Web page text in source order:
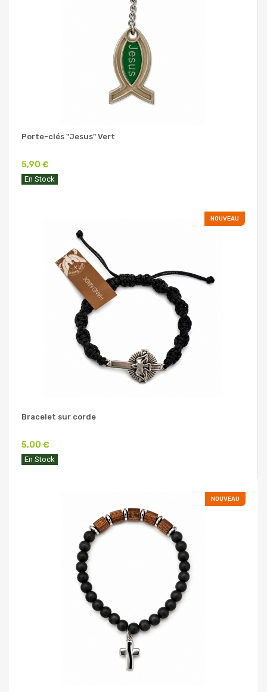
Porte-clés "Jesus" Vert
5,90 €
En Stock
NOUVEAU
Bracelet sur corde
5,00 €
En Stock
NOUVEAU